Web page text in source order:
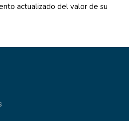
actualizado del valor de su